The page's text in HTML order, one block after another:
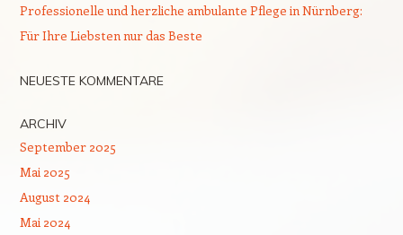
Professionelle und herzliche ambulante Pflege in Nürnberg:
Für Ihre Liebsten nur das Beste
NEUESTE KOMMENTARE
ARCHIV
September 2025
Mai 2025
August 2024
Mai 2024